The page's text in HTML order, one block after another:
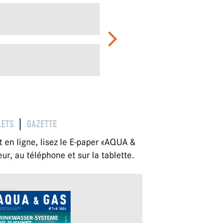
GAZETTE
ligne, lisez le E-paper «AQUA &
au téléphone et sur la tablette.